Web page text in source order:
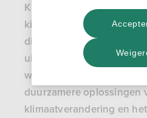
Kies je voor het ASN
kies je voor een fonds dat
die oplossingen bieden
uitdagingen op het
water, grondstoffen en
duurzamere oplossingen
klimaatverandering en